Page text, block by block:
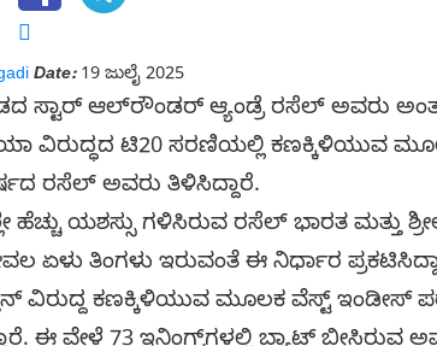
Date:19 ಜುಲೈ 2025
ಸ್ಟಾರ್ ಆಲ್‌ರೌಂಡರ್ ಆ್ಯಂಡ್ರೆ ರಸೆಲ್ ಅವರು
ವಿರುದ್ಧದ ಟಿ20 ಸರಣಿಯಲ್ಲಿ
ರಸೆಲ್ ಅವರು ತಿಳಿಸಿದ್ದಾರೆ.
ಯಶಸ್ಸು ಗಳಿಸಿರುವ ರಸೆಲ್‌ ಭಾರತ ಮತ್ತು
ಏಳು ತಿಂಗಳು ಇರುವಂತೆ ಈ ನಿರ್ಧಾರ
ವಿರುದ್ದ ಕಣಕ್ಕಿಳಿಯುವ ಮೂಲಕ ವೆಸ್ಟ್